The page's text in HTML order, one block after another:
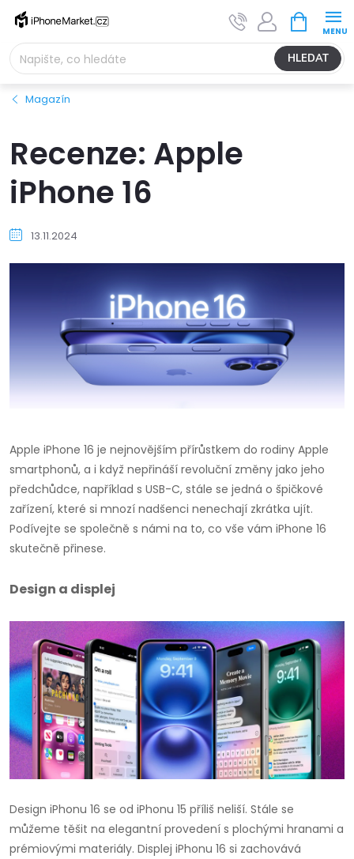
Přejít
obsah
HLEDAT
NÁKUPNÍ
KOŠÍK
Magazín
Recenze: Apple
iPhone 16
13.11.2024
Apple iPhone 16 je nejnovějším přírůstkem do rodiny Apple
smartphonů, a i když nepřináší revoluční změny jako jeho
předchůdce, například s USB-C, stále se jedná o špičkové
zařízení, které si mnozí nadšenci nenechají zkrátka ujít.
Podívejte se společně s námi na to, co vše vám iPhone 16
skutečně přinese.
Design a displej
Design iPhonu 16 se od iPhonu 15 příliš neliší. Stále se
můžeme těšit na elegantní provedení s plochými hranami a
prémiovými materiály. Displej iPhonu 16 si zachovává